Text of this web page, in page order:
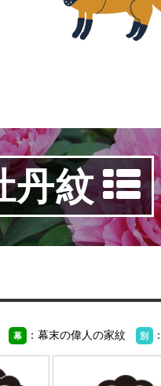
丹紋
幕 ：幕末の偉人の家紋 別